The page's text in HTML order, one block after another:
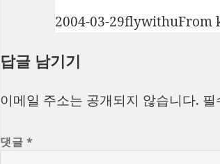
작
일
2004-03-29글
flywithu카
From
답글 남기기
이메일 주소는 공개되지 않습니다. 필
댓글*